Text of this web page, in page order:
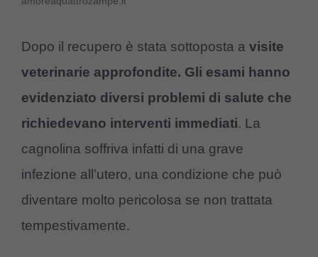
Dopo il recupero è stata sottoposta a visite
veterinarie approfondite. Gli esami hanno
evidenziato diversi problemi di salute che
richiedevano interventi immediati. La
cagnolina soffriva infatti di una grave
infezione all’utero, una condizione che può
diventare molto pericolosa se non trattata
tempestivamente.